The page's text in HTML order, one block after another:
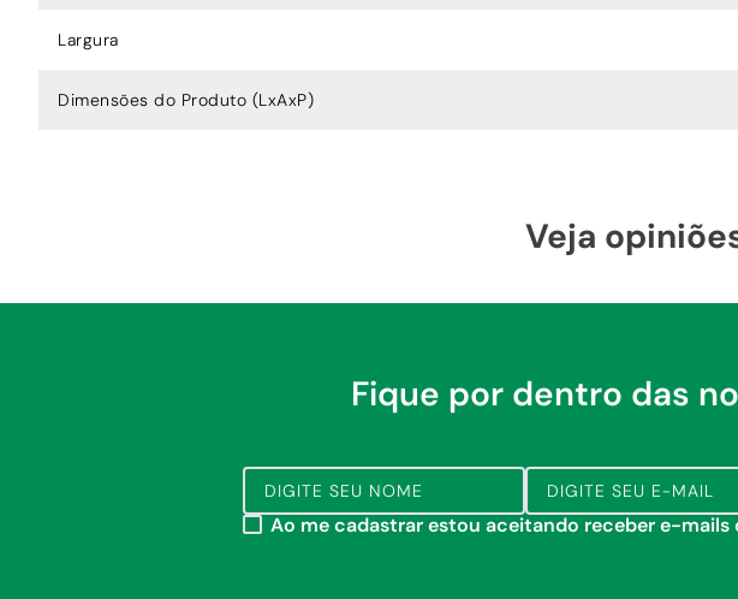
Largura
Dimensões do Produto (LxAxP)
Veja
Fique por dentro das
Ao me cadastrar estou aceitando receber e-